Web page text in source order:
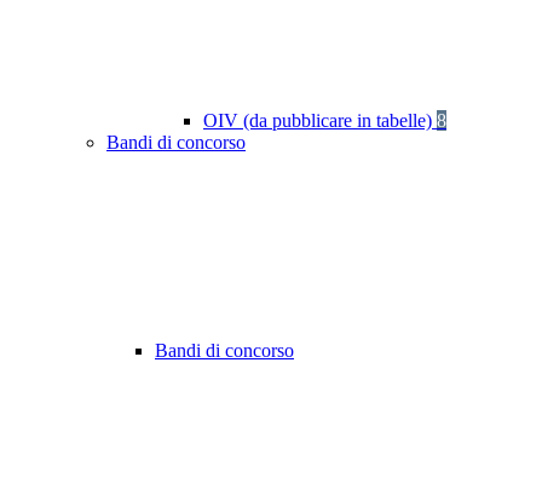
OIV (da pubblicare in tabelle) 8
Bandi di concorso
Bandi di concorso